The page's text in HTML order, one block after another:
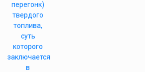
перегонк)
твердого
топлива,
суть
которого
заключается
в